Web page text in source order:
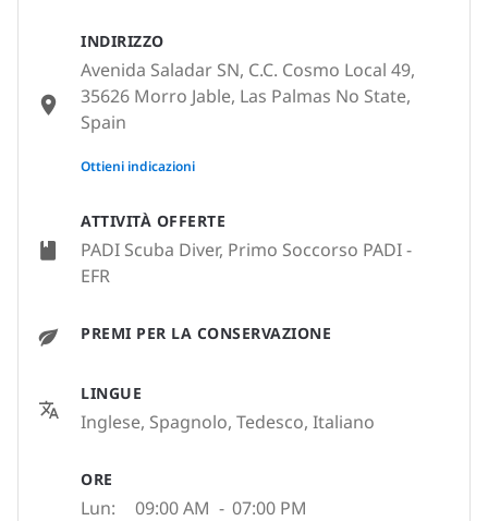
ATTIVITÀ OFFERTE
PADI Scuba Diver, Primo Soccorso PADI -
EFR
PREMI PER LA CONSERVAZIONE
LINGUE
Inglese, Spagnolo, Tedesco, Italiano
ORE
Lun: 09:00 AM - 07:00 PM
INDIRIZZO
Avenida Saladar SN, C.C. Cosmo Local 49,
35626 Morro Jable, Las Palmas No State,
Spain
None
Ottieni indicazioni